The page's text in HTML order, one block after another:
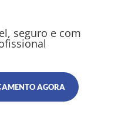
seguro e com
AGORA